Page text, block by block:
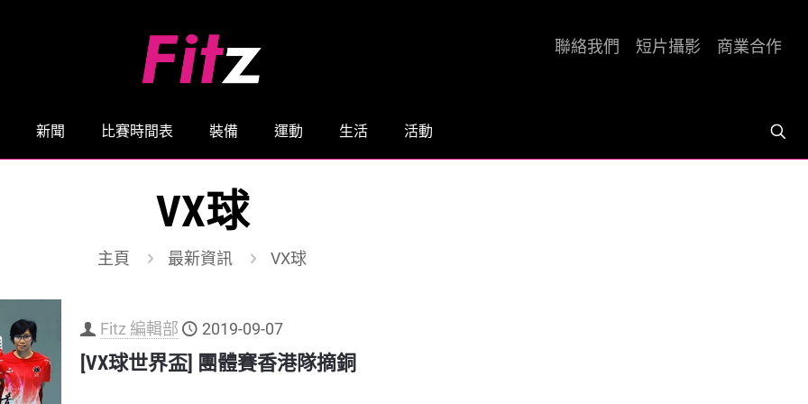
新聞 比賽時間表 裝備 運動 生活 活動
聯絡我們 短片攝影 商業合作
VX球
主頁 最新資訊 VX球
Fitz 編輯部 2019-09-07
[VX球世界盃] 團體賽香港隊摘銅